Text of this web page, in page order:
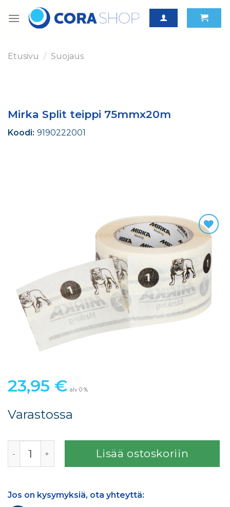
Etusivu / Suojaus
Mirka Split teippi 75mmx20m
Koodi: 9190222001
23,95 € alv 0 %
Varastossa
Lisää ostoskoriin
Jos on kysymyksiä, ota yhteyttä: